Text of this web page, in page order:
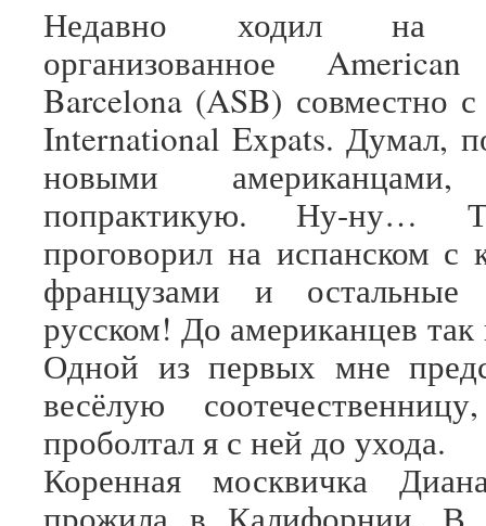
Недавно ходил на
организованное
Barcelona (ASB) совместно
International Expats. Думал,
новыми американцами,
попрактикую. Ну-ну…
проговорил на испанском с
французами и
русском! До американцев так
Одной из первых мне
весёлую
проболтал я с ней до ухода.
Коренная москвичка